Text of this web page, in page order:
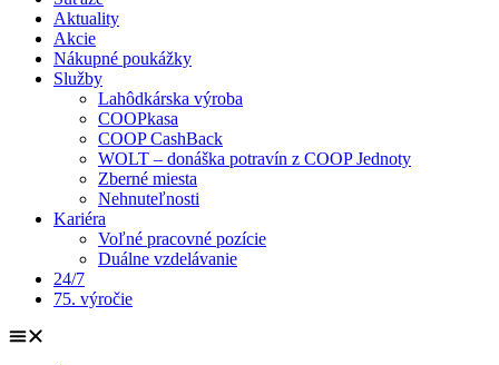
Aktuality
Akcie
Nákupné poukážky
Služby
Lahôdkárska výroba
COOPkasa
COOP CashBack
WOLT – donáška potravín z COOP Jednoty
Zberné miesta
Nehnuteľnosti
Kariéra
Voľné pracovné pozície
Duálne vzdelávanie
24/7
75. výročie